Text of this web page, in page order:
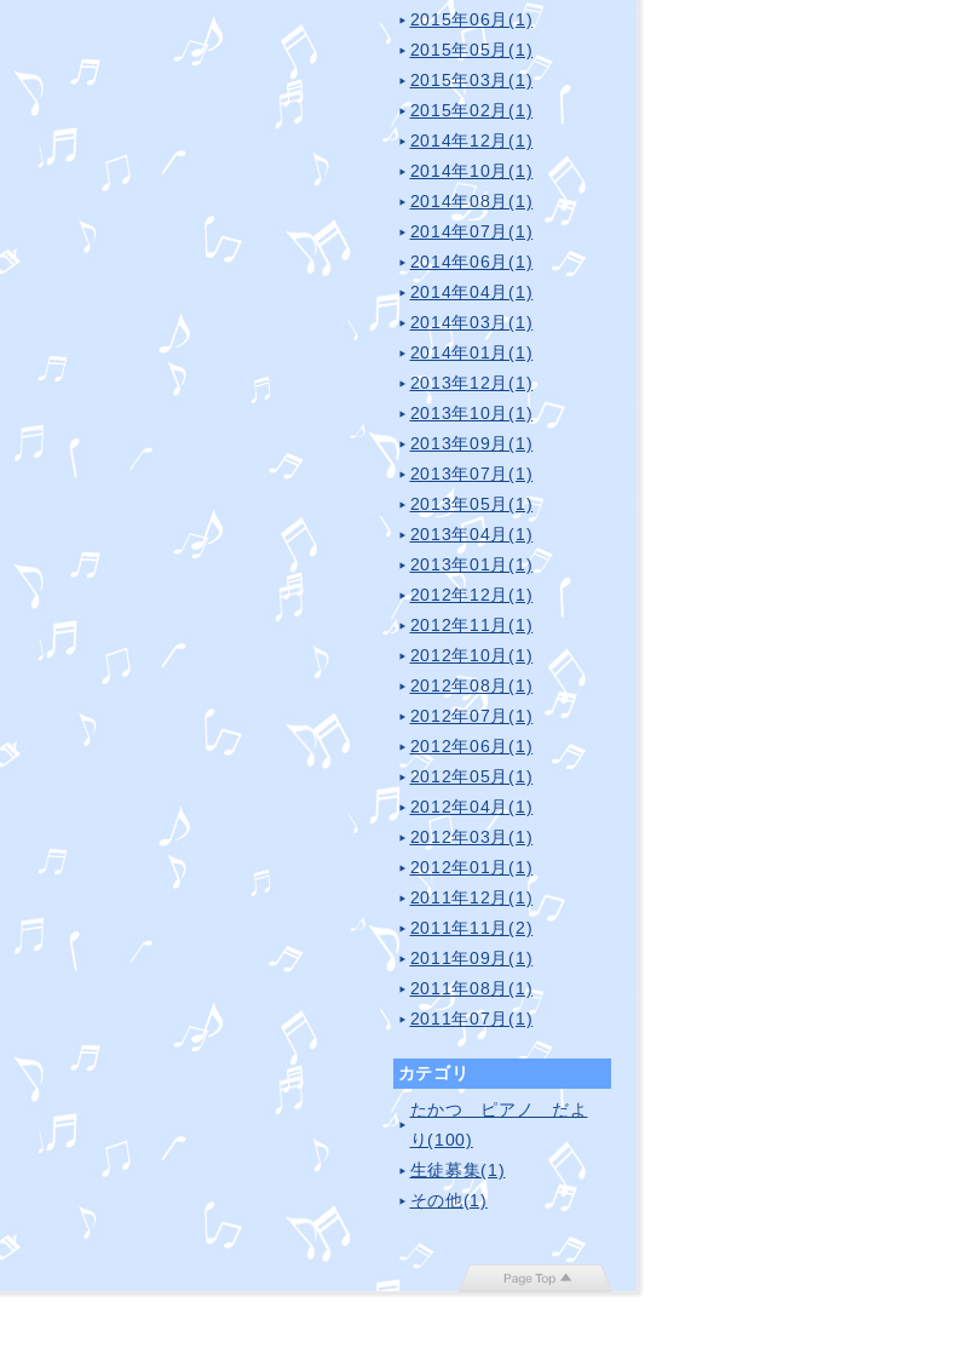
2015年06月(1)
2015年05月(1)
2015年03月(1)
2015年02月(1)
2014年12月(1)
2014年10月(1)
2014年08月(1)
2014年07月(1)
2014年06月(1)
2014年04月(1)
2014年03月(1)
2014年01月(1)
2013年12月(1)
2013年10月(1)
2013年09月(1)
2013年07月(1)
2013年05月(1)
2013年04月(1)
2013年01月(1)
2012年12月(1)
2012年11月(1)
2012年10月(1)
2012年08月(1)
2012年07月(1)
2012年06月(1)
2012年05月(1)
2012年04月(1)
2012年03月(1)
2012年01月(1)
2011年12月(1)
2011年11月(2)
2011年09月(1)
2011年08月(1)
2011年07月(1)
カテゴリ
たかつ ピアノ だよ
り(100)
生徒募集(1)
その他(1)